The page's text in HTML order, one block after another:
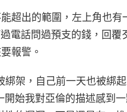
超出的範圍，左上角也
電話問過預支的錢，回
報警。
架，自己前一天也被綁
開始我對亞倫的描述感到